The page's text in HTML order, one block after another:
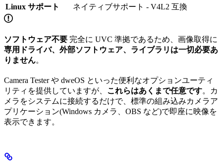
Linux サポート ネイティブサポート - V4L2 互換
ソフトウェア不要 完全に UVC 準拠であるため、画像取得に
専用ドライバ、外部ソフトウェア、ライブラリは一切必要あ
りません。
Camera Tester や dweOS といった便利なオプションユーティ
リティを提供していますが、 これらはあくまで任意です。カ
メラをシステムに接続するだけで、標準の組み込みカメラア
プリケーション(Windows カメラ、OBS など)で即座に映像を
表示できます。